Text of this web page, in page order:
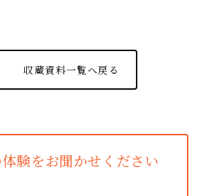
収蔵資料一覧へ戻る
験をお聞かせください